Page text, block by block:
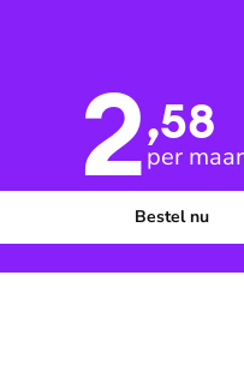
2,58
per
Bestel nu